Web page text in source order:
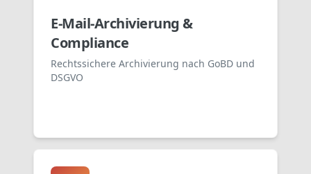
E-Mail-Archivierung &
Compliance
Rechtssichere Archivierung nach GoBD und
DSGVO